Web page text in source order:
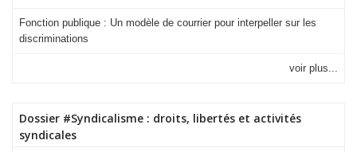
Fonction publique : Un modèle de courrier pour interpeller sur les
discriminations
voir plus...
Dossier #Syndicalisme : droits, libertés et activités
syndicales